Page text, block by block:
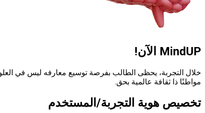
MindUP الآن!
مواطنًا ذا ثقافة عالمية بحق.
تخصيص هوية التجربة/المستخدم